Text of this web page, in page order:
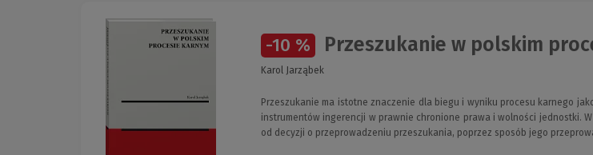
-10 % Przeszukanie w polskim
Karol Jarząbek
Przeszukanie ma istotne znaczenie dla biegu i wyniku procesu karnego
instrumentów ingerencji w prawnie chronione prawa i wolności jednostki.
od decyzji o przeprowadzeniu przeszukania, poprzez sposób jego